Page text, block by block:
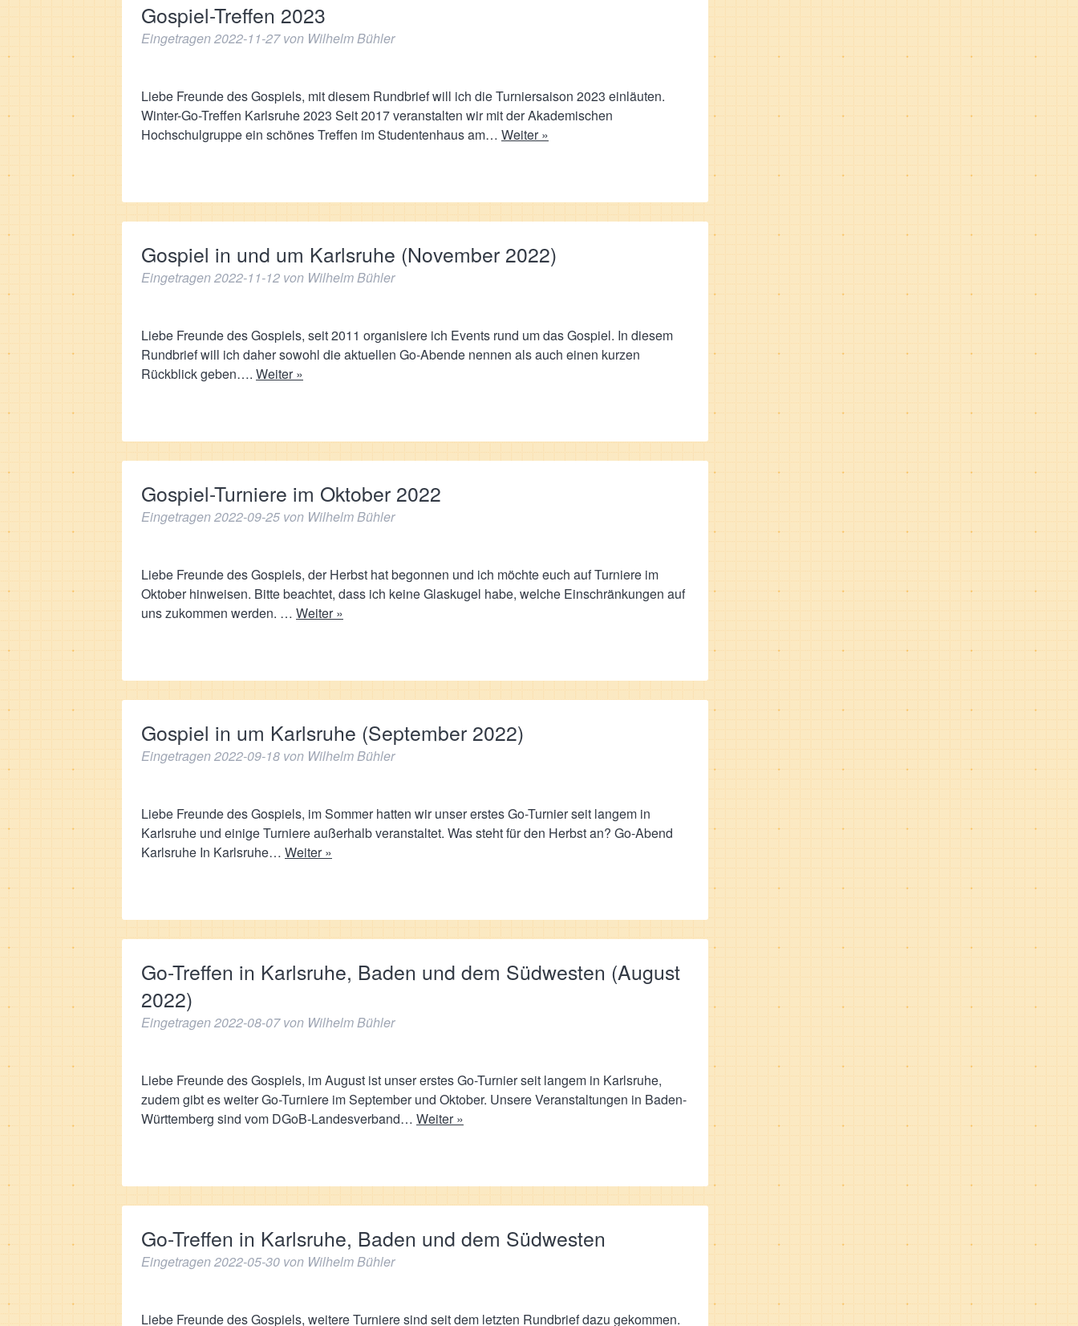
Gospiel-Treffen 2023
Eingetragen2022-11-27 von Wilhelm Bühler
Liebe Freunde des Gospiels, mit diesem Rundbrief will ich die Turniersaison 2023 einläuten.
Winter-Go-Treffen Karlsruhe 2023 Seit 2017 veranstalten wir mit der Akademischen
Hochschulgruppe ein schönes Treffen im Studentenhaus am… Weiter »
Gospiel in und um Karlsruhe (November 2022)
Eingetragen2022-11-12 von Wilhelm Bühler
Liebe Freunde des Gospiels, seit 2011 organisiere ich Events rund um das Gospiel. In diesem
Rundbrief will ich daher sowohl die aktuellen Go-Abende nennen als auch einen kurzen
Rückblick geben…. Weiter »
Gospiel-Turniere im Oktober 2022
Eingetragen2022-09-25 von Wilhelm Bühler
Liebe Freunde des Gospiels, der Herbst hat begonnen und ich möchte euch auf Turniere im
Oktober hinweisen. Bitte beachtet, dass ich keine Glaskugel habe, welche Einschränkungen auf
uns zukommen werden. … Weiter »
Gospiel in um Karlsruhe (September 2022)
Eingetragen2022-09-18 von Wilhelm Bühler
Liebe Freunde des Gospiels, im Sommer hatten wir unser erstes Go-Turnier seit langem in
Karlsruhe und einige Turniere außerhalb veranstaltet. Was steht für den Herbst an? Go-Abend
Karlsruhe In Karlsruhe… Weiter »
Go-Treffen in Karlsruhe, Baden und dem Südwesten (August
2022)
Eingetragen2022-08-07 von Wilhelm Bühler
Liebe Freunde des Gospiels, im August ist unser erstes Go-Turnier seit langem in Karlsruhe,
zudem gibt es weiter Go-Turniere im September und Oktober. Unsere Veranstaltungen in Baden-
Württemberg sind vom DGoB-Landesverband… Weiter »
Go-Treffen in Karlsruhe, Baden und dem Südwesten
Eingetragen2022-05-30 von Wilhelm Bühler
Liebe Freunde des Gospiels, weitere Turniere sind seit dem letzten Rundbrief dazu gekommen.